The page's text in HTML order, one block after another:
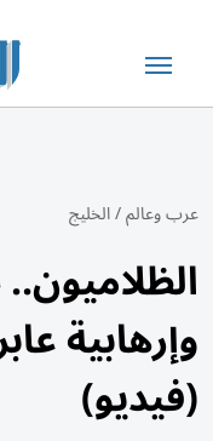
عرب وعالم/الخليج
(فيديو)